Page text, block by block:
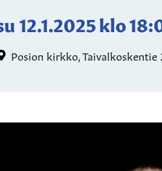
12.1.2025klo
Posion kirkko, Taivalkoskentie